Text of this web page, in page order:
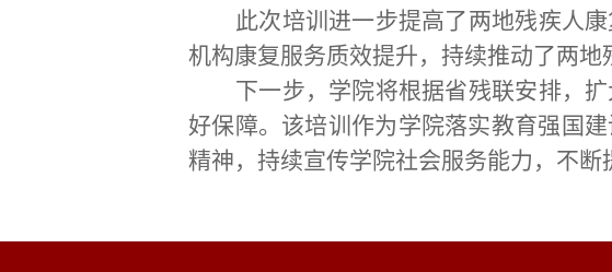
此次培训进一步提高了两地残疾人
机构康复服务质效提升，持续推动了两地
下一步，学院将根据省残联安排，
好保障。该培训作为学院落实教育强国
精神，持续宣传学院社会服务能力，不断